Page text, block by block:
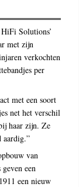
Solutions’
met zijn
verkochten
per
met een soort
net het verschil
haar zijn. Ze
aardig.”
van
een
een nieuw